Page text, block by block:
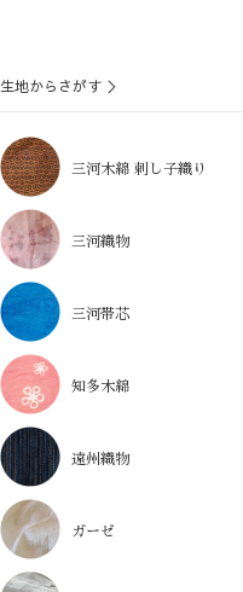
生地からさがす ＞
三河木綿 刺し子織り
三河織物
三河帯芯
知多木綿
遠州織物
ガーゼ